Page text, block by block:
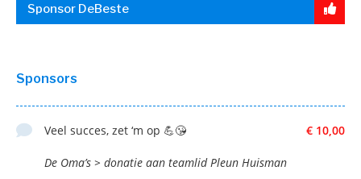
Sponsor DeBeste
Sponsors
€ 10,00
Veel succes, zet ‘m op 💪😘
De Oma’s > donatie aan teamlid Pleun Huisman